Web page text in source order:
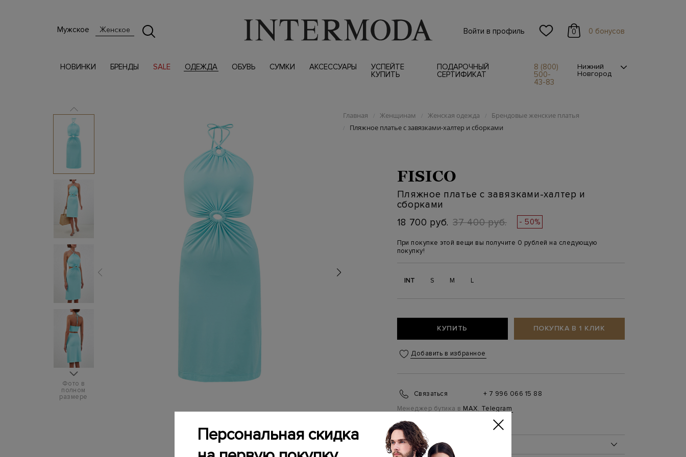
Мужское Женское Войти в профиль 0 0 бонусов
НОВИНКИ БРЕНДЫ SALE ОДЕЖДА ОБУВЬ СУМКИ АКСЕССУАРЫ
УСПЕЙТЕ
КУПИТЬ
ПОДАРОЧНЫЙ
СЕРТИФИКАТ
8 (800)
500-
43-83
Нижний
Новгород
Фото в
полном
размере
Главная / Женщинам / Женская одежда / Брендовые женские платья
/ Пляжное платье с завязками-халтер и сборками
FISICO
Пляжное платье с завязками-халтер и
сборками
18 700 руб. 37 400 руб. - 50%
При покупке этой вещи вы получите 0 рублей на следующую
покупку!
INT S M L
КУПИТЬ ПОКУПКА В 1 КЛИК
Добавить в избранное
Связаться
+ 7 996 066 15 88
Менеджер бутика в MAX, Telegram
ИНФОРМАЦИЯ ОБ ИЗДЕЛИИ
Персональная скидка